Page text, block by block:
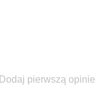
Dodaj pierwszą opinie